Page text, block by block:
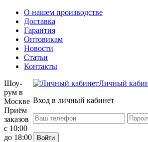
О нашем производстве
Доставка
Гарантия
Оптовикам
Новости
Статьи
Контакты
Личный
Вход в личный кабинет
Шоу-
рум в
Москве
Приём
заказов
с 10:00
до 18:00